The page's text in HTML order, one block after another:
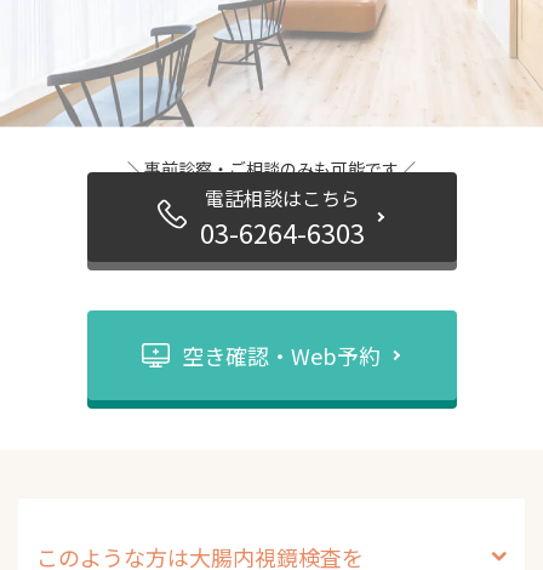
＼事前診察・ご相談のみも可能です／
電話相談はこちら
03-6264-6303
空き確認・Web予約
このような方は大腸内視鏡検査を